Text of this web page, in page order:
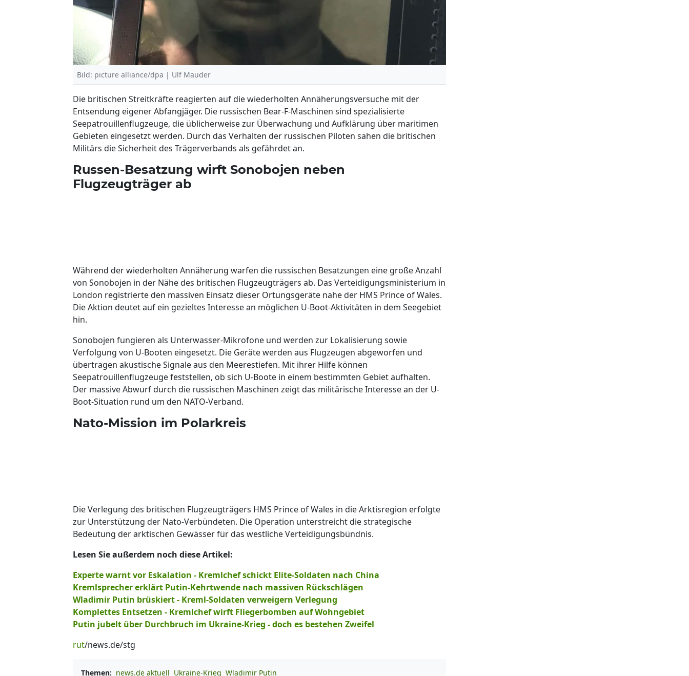
Bild: picture alliance/dpa | Ulf Mauder
Die britischen Streitkräfte reagierten auf die wiederholten Annäherungsversuche mit der
Entsendung eigener Abfangjäger. Die russischen Bear-F-Maschinen sind spezialisierte
Seepatrouillenflugzeuge, die üblicherweise zur Überwachung und Aufklärung über maritimen
Gebieten eingesetzt werden. Durch das Verhalten der russischen Piloten sahen die britischen
Militärs die Sicherheit des Trägerverbands als gefährdet an.
Russen-Besatzung wirft Sonobojen neben
Flugzeugträger ab
Während der wiederholten Annäherung warfen die russischen Besatzungen eine große Anzahl
von Sonobojen in der Nähe des britischen Flugzeugträgers ab. Das Verteidigungsministerium in
London registrierte den massiven Einsatz dieser Ortungsgeräte nahe der HMS Prince of Wales.
Die Aktion deutet auf ein gezieltes Interesse an möglichen U-Boot-Aktivitäten in dem Seegebiet
hin.
Sonobojen fungieren als Unterwasser-Mikrofone und werden zur Lokalisierung sowie
Verfolgung von U-Booten eingesetzt. Die Geräte werden aus Flugzeugen abgeworfen und
übertragen akustische Signale aus den Meerestiefen. Mit ihrer Hilfe können
Seepatrouillenflugzeuge feststellen, ob sich U-Boote in einem bestimmten Gebiet aufhalten.
Der massive Abwurf durch die russischen Maschinen zeigt das militärische Interesse an der U-
Boot-Situation rund um den NATO-Verband.
Nato-Mission im Polarkreis
Die Verlegung des britischen Flugzeugträgers HMS Prince of Wales in die Arktisregion erfolgte
zur Unterstützung der Nato-Verbündeten. Die Operation unterstreicht die strategische
Bedeutung der arktischen Gewässer für das westliche Verteidigungsbündnis.
Lesen Sie außerdem noch diese Artikel:
Experte warnt vor Eskalation - Kremlchef schickt Elite-Soldaten nach China
Kremlsprecher erklärt Putin-Kehrtwende nach massiven Rückschlägen
Wladimir Putin brüskiert - Kreml-Soldaten verweigern Verlegung
Komplettes Entsetzen - Kremlchef wirft Fliegerbomben auf Wohngebiet
Putin jubelt über Durchbruch im Ukraine-Krieg - doch es bestehen Zweifel
rut/news.de/stg
Themen: news.de aktuell Ukraine-Krieg Wladimir Putin